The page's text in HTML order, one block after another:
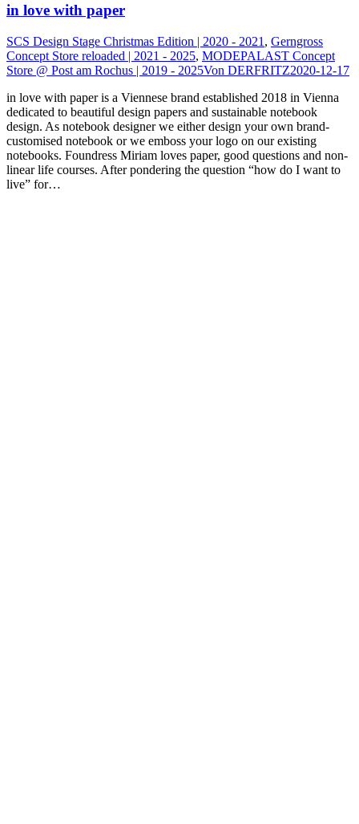
in love with paper
SCS Design Stage Christmas Edition | 2020 - 2021 , Gerngross
Concept Store reloaded | 2021 - 2025, MODEPALAST Concept
Store @ Post am Rochus | 2019 - 2025Von DERFRITZ2020-12-17
in love with paper is a Viennese brand established 2018 in Vienna
dedicated to beautiful design papers and sustainable notebook
design. As notebook designer we either design your own brand-
customised notebook or we emboss your logo on our existing
notebooks. Foundress Miriam loves paper, good questions and non-
linear life courses. After pondering the question “how do I want to
live” for…